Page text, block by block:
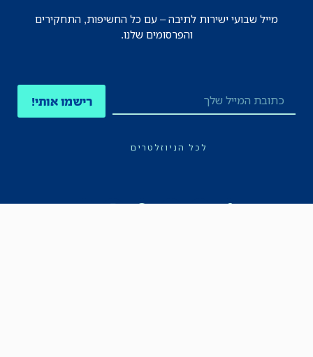
מייל שבועי ישירות לתיבה – עם כל החשיפות, התחקירים
והפרסומים שלנו.
רישמו אותי!
לכל הניוזלטרים